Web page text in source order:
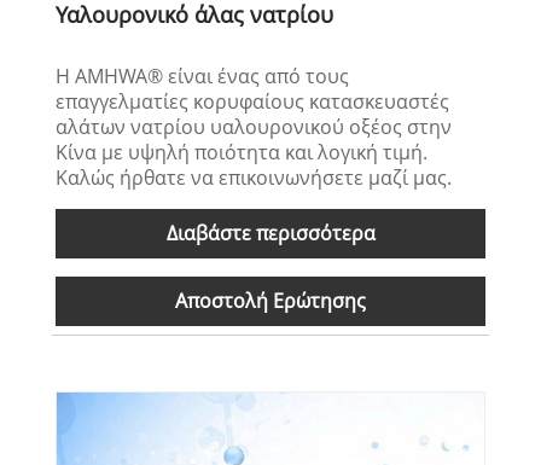
Υαλουρονικό άλας νατρίου
Η AMHWA® είναι ένας από τους
επαγγελματίες κορυφαίους κατασκευαστές
αλάτων νατρίου υαλουρονικού οξέος στην
Κίνα με υψηλή ποιότητα και λογική τιμή.
Καλώς ήρθατε να επικοινωνήσετε μαζί μας.
Διαβάστε περισσότερα
Αποστολή Ερώτησης